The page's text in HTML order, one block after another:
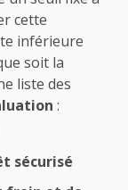
cette
inférieure
soit la
liste des
:
sécurisé